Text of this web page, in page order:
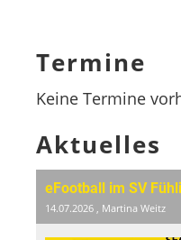
Termine
Keine Termine
Aktuelles
eFootball im SV
14.07.2026 , Martina Weitz